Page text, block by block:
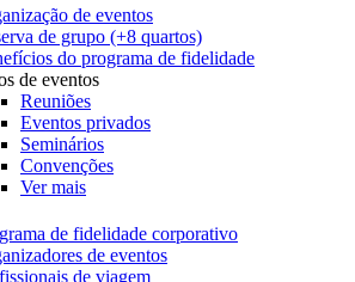
de eventos
de grupo (+8 quartos)
do programa de fidelidade
de eventos
Reuniões
Eventos privados
Seminários
Convenções
Ver mais
de fidelidade corporativo
de eventos
de viagem